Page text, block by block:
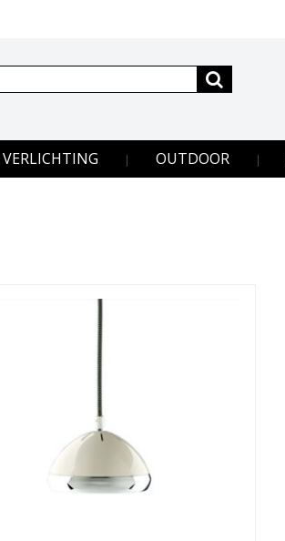
VERLICHTING OUTDOOR